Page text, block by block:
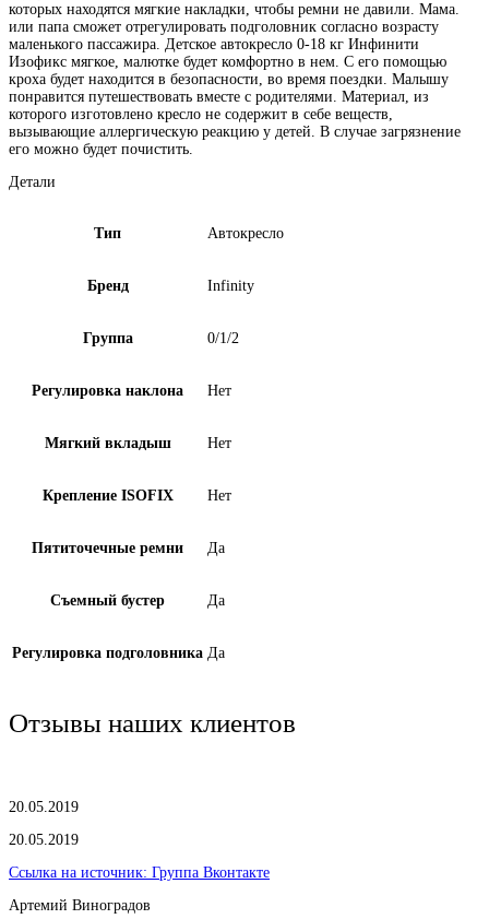
которых находятся мягкие накладки, чтобы ремни не давили. Мама.
или папа сможет отрегулировать подголовник согласно возрасту
маленького пассажира. Детское автокресло 0-18 кг Инфинити
Изофикс мягкое, малютке будет комфортно в нем. С его помощью
кроха будет находится в безопасности, во время поездки. Малышу
понравится путешествовать вместе с родителями. Материал, из
которого изготовлено кресло не содержит в себе веществ,
вызывающие аллергическую реакцию у детей. В случае загрязнение
его можно будет почистить.
Детали
Тип Автокресло
Бренд Infinity
Группа 0/1/2
Регулировка наклона Нет
Мягкий вкладыш Нет
Крепление ISOFIX Нет
Пятиточечные ремни Да
Съемный бустер Да
Регулировка подголовника Да
Отзывы наших клиентов
20.05.2019
20.05.2019
Ссылка на источник: Группа Вконтакте
Артемий Виноградов